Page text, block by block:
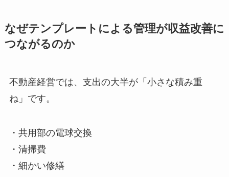
なぜテンプレートによる管理が収益改善に
つながるのか
不動産経営では、支出の大半が「小さな積み重
ね」です。
・共用部の電球交換
・清掃費
・細かい修繕